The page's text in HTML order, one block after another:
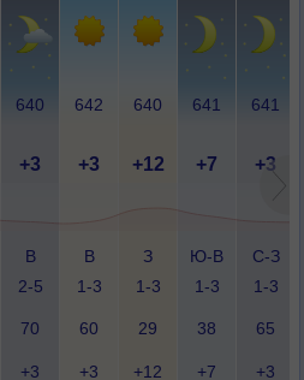
640 642 640 641 641
+3 +3 +12 +7 +3
В
2-5
В
1-3
З
1-3
Ю-В
1-3
С-З
1-3
70 60 29 38 65
+3 +3 +12 +7 +3